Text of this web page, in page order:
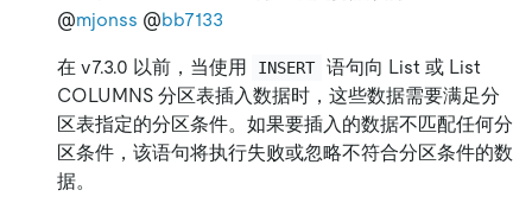
@mjonss @bb7133
在 v7.3.0 以前，当使用 INSERT 语句向 List 或 List
COLUMNS 分区表插入数据时，这些数据需要满足分
区表指定的分区条件。如果要插入的数据不匹配任何分
区条件，该语句将执行失败或忽略不符合分区条件的数
据。